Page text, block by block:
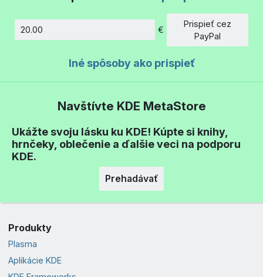
Množstvo
€
Prispieť cez
PayPal
Iné spôsoby ako prispieť
Navštívte KDE MetaStore
Ukážte svoju lásku ku KDE! Kúpte si knihy,
hrnčeky, oblečenie a ďalšie veci na podporu
KDE.
Prehadávať
Produkty
Plasma
Aplikácie KDE